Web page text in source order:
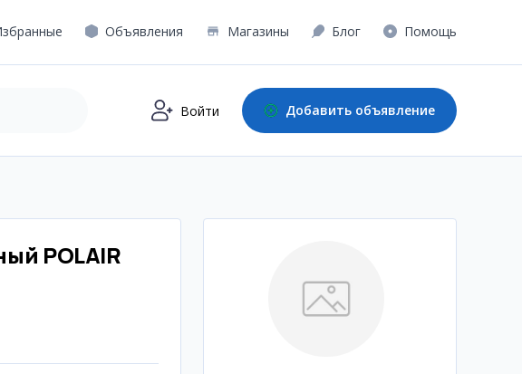
Объявления Магазины Блог Помощь
Войти Добавить объявление
POLAIR